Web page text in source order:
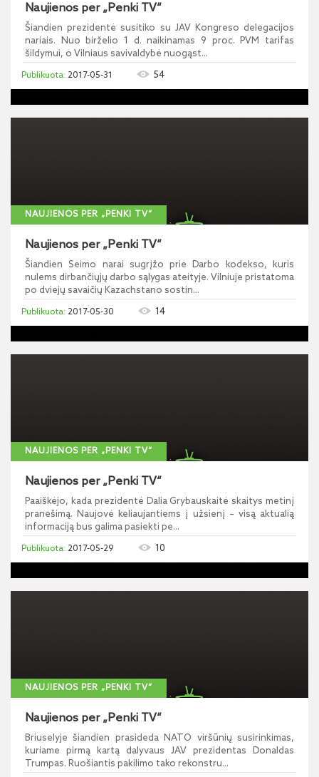
Naujienos per „Penki TV“
Šiandien prezidentė susitiko su JAV Kongreso delegacijos
nariais. Nuo birželio 1 d. naikinamas 9 proc. PVM tarifas
šildymui, o Vilniaus savivaldybė nuogąst...
2017-05-31 54
NAUJIENOS PER „PENKI TV“
Naujienos per „Penki TV“
Šiandien Seimo narai sugrįžo prie Darbo kodekso, kuris
nulems dirbančiųjų darbo sąlygas ateityje. Vilniuje pristatoma
po dviejų savaičių Kazachstano sostin...
2017-05-30 14
NAUJIENOS PER „PENKI TV“
Naujienos per „Penki TV“
Paaiškėjo, kada prezidentė Dalia Grybauskaitė skaitys metinį
pranešimą. Naujovė keliaujantiems į užsienį – visą aktualią
informaciją bus galima pasiekti pe...
2017-05-29 10
NAUJIENOS PER „PENKI TV“
Naujienos per „Penki TV“
Briuselyje šiandien prasideda NATO viršūnių susirinkimas,
kuriame pirmą kartą dalyvaus JAV prezidentas Donaldas
Trumpas. Ruošiantis pakilimo tako rekonstru...